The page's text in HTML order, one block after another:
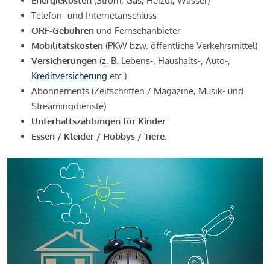
Telefon- und Internetanschluss
ORF-Gebühren und Fernsehanbieter
Mobilitätskosten (PKW bzw. öffentliche Verkehrsmittel)
Versicherungen (z. B. Lebens-, Haushalts-, Auto-,
Kreditversicherung etc.)
Abonnements (Zeitschriften / Magazine, Musik- und
Streamingdienste)
Unterhaltszahlungen für Kinder
Essen / Kleider / Hobbys / Tiere.